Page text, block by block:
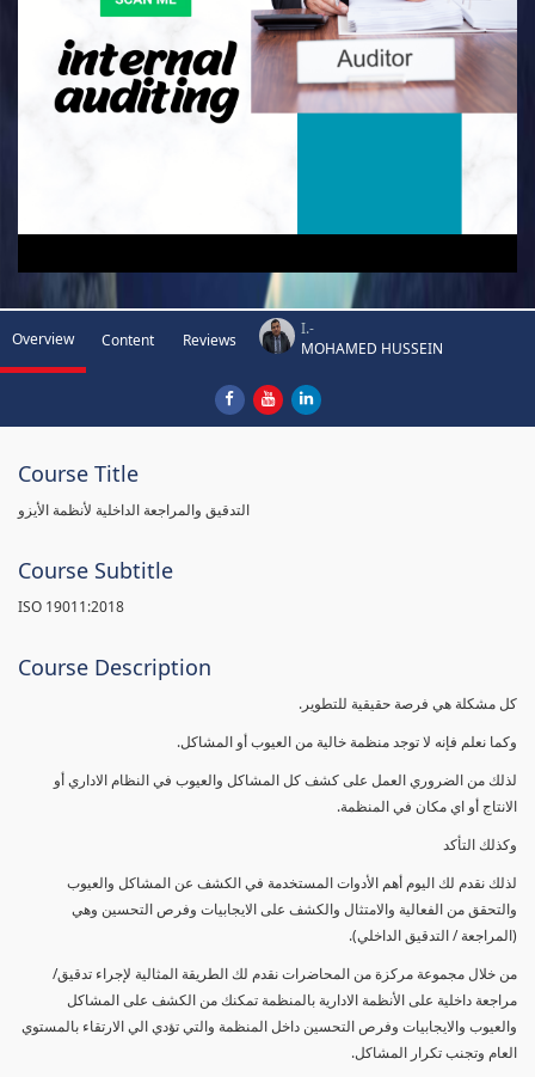
Overview Content Reviews
I.-
MOHAMED HUSSEIN
Course Title
التدقيق والمراجعة الداخلية لأنظمة الأيزو
Course Subtitle
ISO 19011:2018
Course Description
كل مشكلة هي فرصة حقيقية للتطوير.
وكما نعلم فإنه لا توجد منظمة خالية من العيوب أو المشاكل.
لذلك من الضروري العمل على كشف كل المشاكل والعيوب في النظام الاداري أو
الانتاج أو اي مكان في المنظمة.
وكذلك التأكد
لذلك نقدم لك اليوم أهم الأدوات المستخدمة في الكشف عن المشاكل والعيوب
والتحقق من الفعالية والامتثال والكشف على الايجابيات وفرص التحسين وهي
(المراجعة / التدقيق الداخلي).
من خلال مجموعة مركزة من المحاضرات نقدم لك الطريقة المثالية لإجراء تدقيق/
مراجعة داخلية على الأنظمة الادارية بالمنظمة تمكنك من الكشف على المشاكل
والعيوب والايجابيات وفرص التحسين داخل المنظمة والتي تؤدي الي الارتقاء بالمستوي
العام وتجنب تكرار المشاكل.